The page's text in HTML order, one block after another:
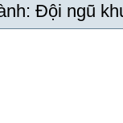
Đội ngũ